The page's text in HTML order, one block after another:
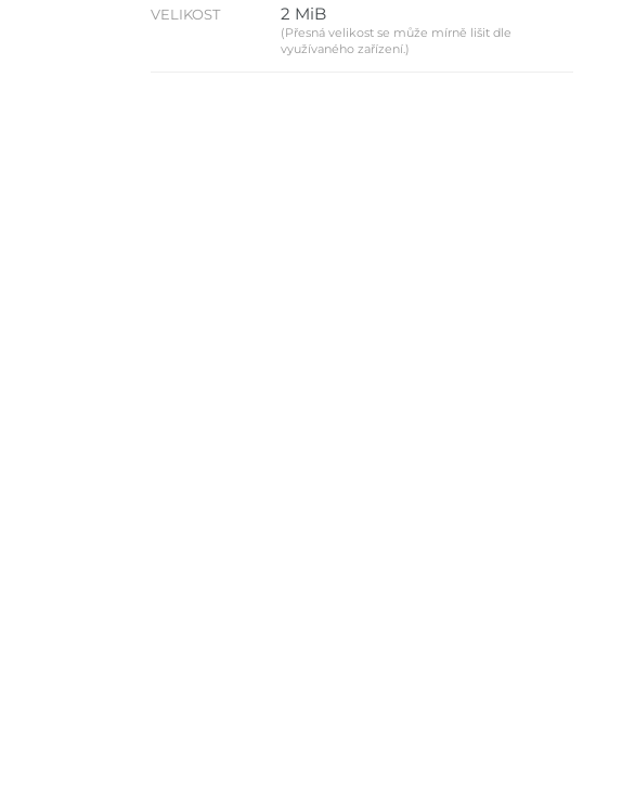
VELIKOST 2 MiB
(Přesná velikost se může mírně lišit dle
využívaného zařízení.)